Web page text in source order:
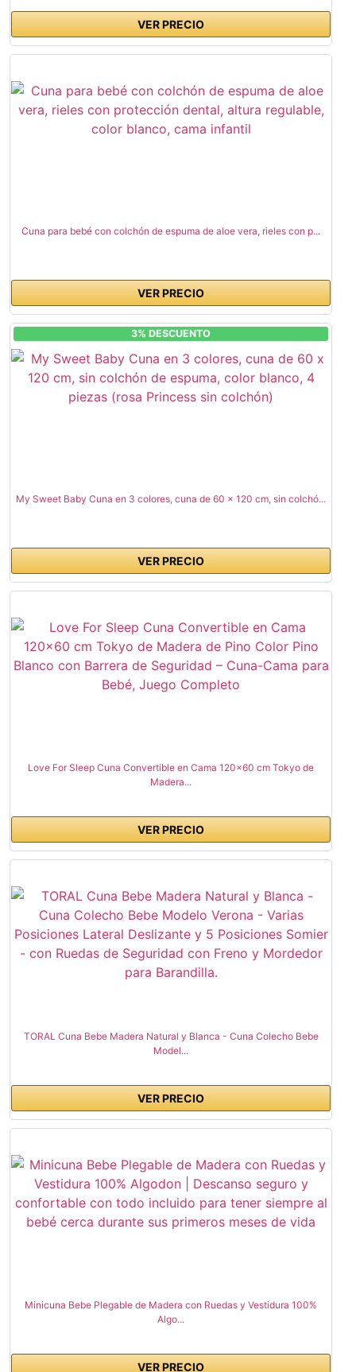
VER PRECIO
Cuna para bebé con colchón de espuma de aloe vera, rieles con p...
VER PRECIO
3% DESCUENTO
My Sweet Baby Cuna en 3 colores, cuna de 60 x 120 cm, sin colchó...
VER PRECIO
Love For Sleep Cuna Convertible en Cama 120x60 cm Tokyo de
Madera...
VER PRECIO
TORAL Cuna Bebe Madera Natural y Blanca - Cuna Colecho Bebe
Model...
VER PRECIO
Minicuna Bebe Plegable de Madera con Ruedas y Vestidura 100%
Algo...
VER PRECIO